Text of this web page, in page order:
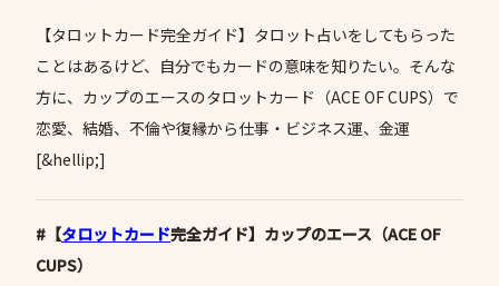
【タロットカード完全ガイド】タロット占いをしてもらった
ことはあるけど、自分でもカードの意味を知りたい。そんな
方に、カップのエースのタロットカード（ACE OF CUPS）で
恋愛、結婚、不倫や復縁から仕事・ビジネス運、金運
[&hellip;]
#【タロットカード完全ガイド】カップのエース（ACE OF
CUPS）